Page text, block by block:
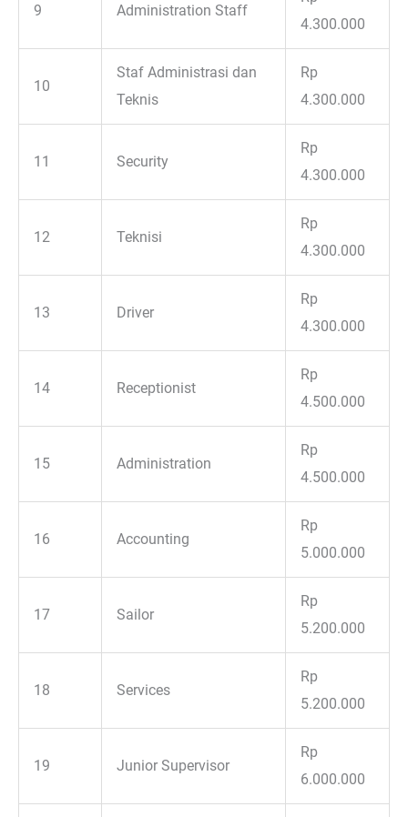
9 Administration Staff
4.300.000
10
Staf Administrasi dan
Teknis
Rp
4.300.000
11 Security
Rp
4.300.000
12 Teknisi
Rp
4.300.000
13 Driver
Rp
4.300.000
14 Receptionist
Rp
4.500.000
15 Administration
Rp
4.500.000
16 Accounting
Rp
5.000.000
17 Sailor
Rp
5.200.000
18 Services
Rp
5.200.000
19 Junior Supervisor
Rp
6.000.000